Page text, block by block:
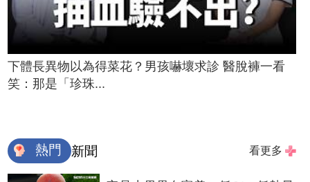
下體長異物以為得菜花？男孩嚇壞求診 醫脫褲一看
笑：那是「珍珠...
熱門 新聞 看更多